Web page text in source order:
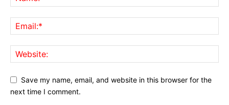
Save my name, email, and website in this browser for the
next time I comment.